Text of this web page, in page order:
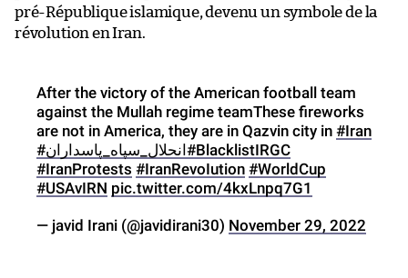
pré-République islamique, devenu un symbole de la
révolution en Iran.
After the victory of the American football team
against the Mullah regime teamThese fireworks
are not in America, they are in Qazvin city in #Iran
#انحلال_سپاه_پاسداران#BlacklistIRGC
#IranProtests #IranRevoIution #WorldCup
#USAvIRN pic.twitter.com/4kxLnpq7G1
— javid Irani (@javidirani30) November 29, 2022